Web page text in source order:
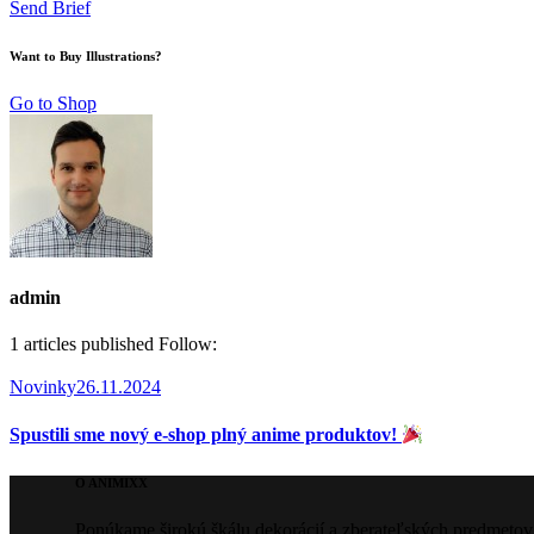
Send Brief
Want to Buy Illustrations?
Go to Shop
admin
1 articles published Follow:
Novinky26.11.2024
Spustili sme nový e-shop plný anime produktov!